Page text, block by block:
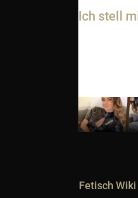
Ich stell
Fetisch Wiki